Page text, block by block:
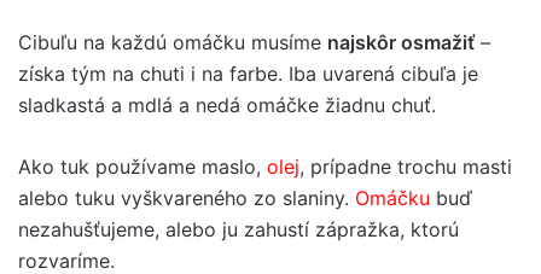
Cibuľu na každú omáčku musíme najskôr osmažiť–
získa tým na chuti i na farbe. Iba uvarená cibuľa je
sladkastá a mdlá a nedá omáčke žiadnu chuť.
Ako tuk používame maslo, olej, prípadne trochu masti
alebo tuku vyškvareného zo slaniny. Omáčku buď
nezahušťujeme, alebo ju zahustí zápražka, ktorú
rozvaríme.